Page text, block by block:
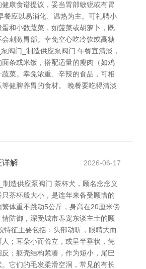
康食谱提议，妥当胃部敏锐或有胃
餐应以易消化、温热为主。可礼聘小
和小数蔬菜，如菠菜或胡萝卜，既
刺激胃部。幸免空心吃冷饮或高糖
阀门_制造供应泵阀门 午餐宜清淡，
条或米饭，搭配适量的瘦肉（如鸡
菜。幸免浓重、辛辣的食品，可相
健脾养胃的食材。 晚餐要吃得清淡
详解 2026-06-17
制造供应泵阀门 茶杯犬，顾名念念义
茶杯般大小，是连年来备受顾惜的
体重不跳动5公斤，身高在20厘米傍
防御，深受城市养宠东谈主士的顾
特征主要包括：头部动听，眼睛大而
；耳朵小而耸立，或呈半垂状，凭
；躯壳结构紧凑，作为短小，尾巴
它们的毛发柔滑空洞，常见的有长